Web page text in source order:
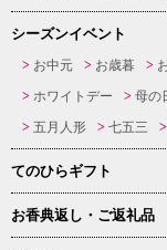
シーズンイベント
お中元 お歳暮
ホワイトデー
母の
五月人形
七五三
てのひらギフト
お香典返し・ご返礼品